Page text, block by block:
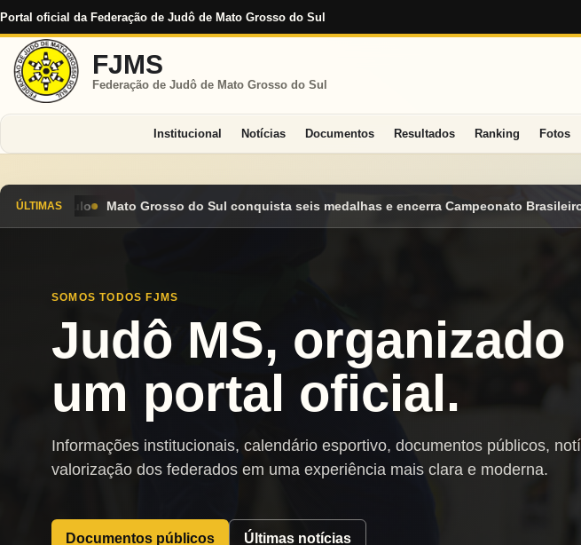
Portal oficial da Federação de Judô de Mato Grosso do Sul
FJMS
Federação de Judô de Mato Grosso do Sul
Institucional Notícias Documentos Resultados Ranking Fotos
ÚLTIMAS
conquista seis medalhas e encerra Campeonato Brasileiro Cadete 2026 entre os destaques
SOMOS TODOS FJMS
Judô MS, organizado
um portal oficial.
Informações institucionais, calendário esportivo, documentos públicos,
valorização dos federados em uma experiência mais clara e moderna.
Documentos públicos Últimas notícias